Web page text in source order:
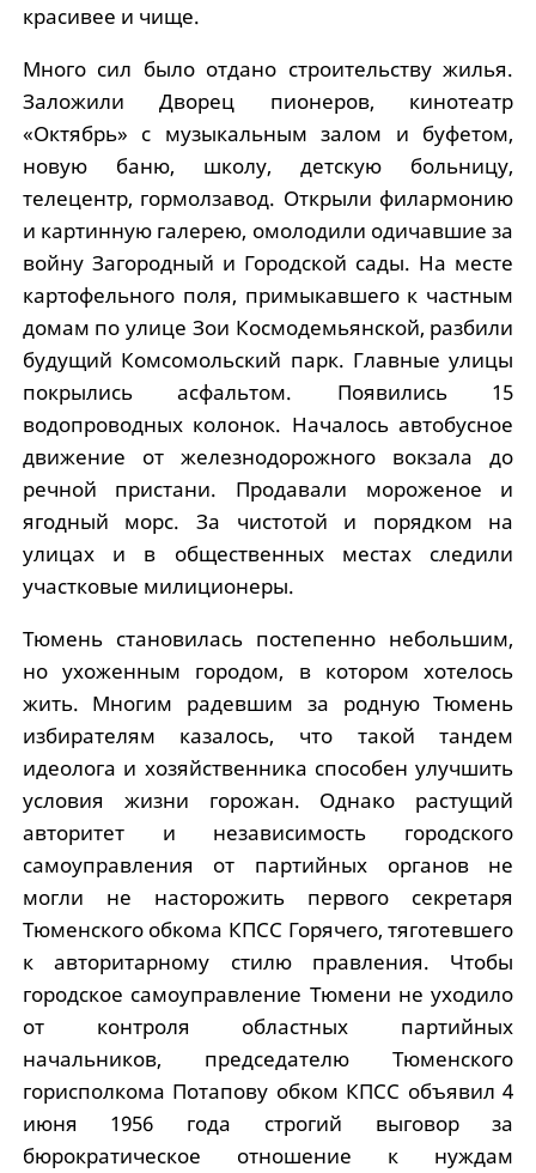
красивее и чище.
Много сил было отдано строительству жилья.
Заложили Дворец пионеров, кинотеатр
«Октябрь» с музыкальным залом и буфетом,
новую баню, школу, детскую больницу,
телецентр, гормолзавод. Открыли филармонию
и картинную галерею, омолодили одичавшие за
войну Загородный и Городской сады. На месте
картофельного поля, примыкавшего к частным
домам по улице Зои Космодемьянской, разбили
будущий Комсомольский парк. Главные улицы
покрылись асфальтом. Появились 15
водопроводных колонок. Началось автобусное
движение от железнодорожного вокзала до
речной пристани. Продавали мороженое и
ягодный морс. За чистотой и порядком на
улицах и в общественных местах следили
участковые милиционеры.
Тюмень становилась постепенно небольшим,
но ухоженным городом, в котором хотелось
жить. Многим радевшим за родную Тюмень
избирателям казалось, что такой тандем
идеолога и хозяйственника способен улучшить
условия жизни горожан. Однако растущий
авторитет и независимость городского
самоуправления от партийных органов не
могли не насторожить первого секретаря
Тюменского обкома КПСС Горячего, тяготевшего
к авторитарному стилю правления. Чтобы
городское самоуправление Тюмени не уходило
от контроля областных партийных
начальников, председателю Тюменского
горисполкома Потапову обком КПСС объявил 4
июня 1956 года строгий выговор за
бюрократическое отношение к нуждам